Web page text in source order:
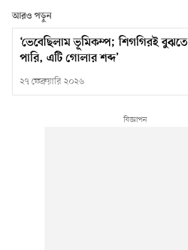
আরও পড়ুন
‘ভেবেছিলাম ভূমিকম্প; শিগগিরই বুঝতে
পারি, এটি গোলার শব্দ’
২৭ ফেব্রুয়ারি ২০২৬